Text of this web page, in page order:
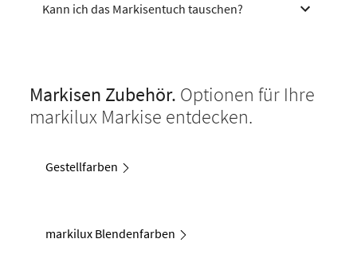
Kann ich das Markisentuch tauschen?
Markisen Zubehör. Optionen für Ihre
markilux Markise entdecken.
Gestellfarben
markilux Blendenfarben